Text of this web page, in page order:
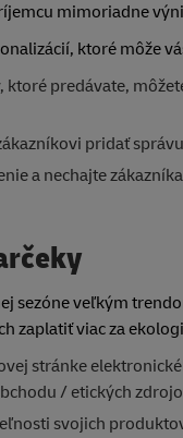
mimoriadne
ktoré môže
ktoré predávate,
pridať
a nechajte
sezóne veľkým
zaplatiť viac za
stránke
/ etických
svojich